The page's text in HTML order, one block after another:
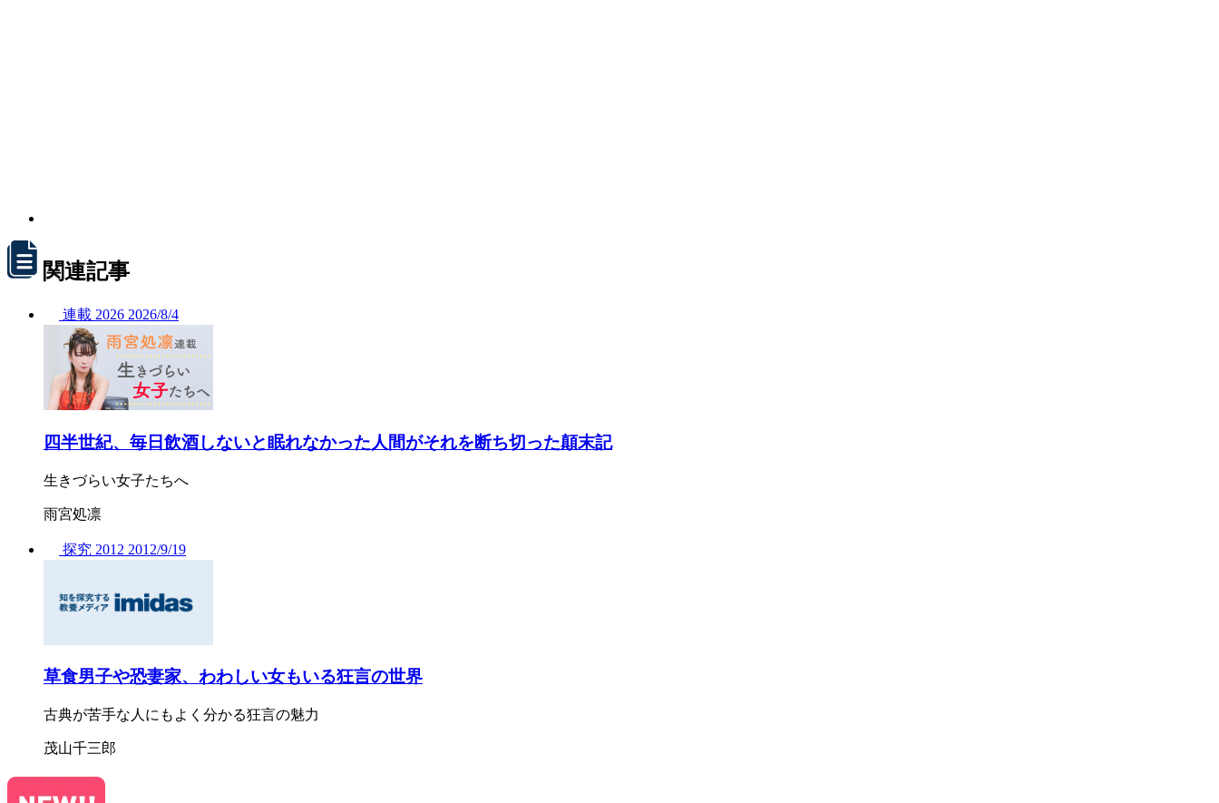
関連記事
連載 2026 2026/8/4
四半世紀、毎日飲酒しないと眠れなかった人間がそれを断ち切った顛末記
生きづらい女子たちへ
雨宮処凛
探究 2012 2012/9/19
草食男子や恐妻家、わわしい女もいる狂言の世界
古典が苦手な人にもよく分かる狂言の魅力
茂山千三郎